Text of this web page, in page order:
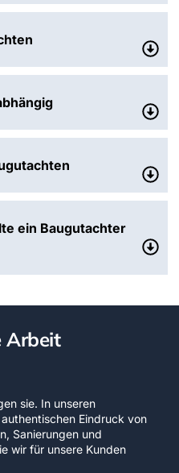
ein Baugutachter
Arbeit
sie. In unseren
Eindruck von
Sanierungen und
wir für unsere Kunden